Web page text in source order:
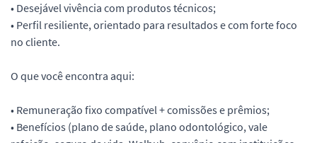
• Desejável vivência com produtos técnicos;
• Perfil resiliente, orientado para resultados e com forte foco
no cliente.
O que você encontra aqui:
• Remuneração fixo compatível + comissões e prêmios;
• Benefícios (plano de saúde, plano odontológico, vale